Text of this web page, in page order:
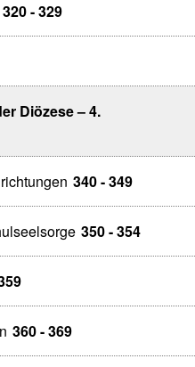
320 - 329
Diözese – 4.
340 - 349
350 - 354
360 - 369